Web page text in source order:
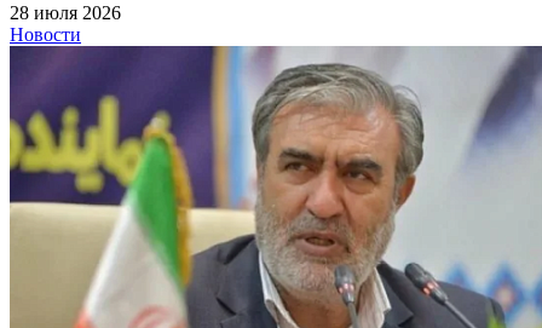
28 июля 2026
Новости